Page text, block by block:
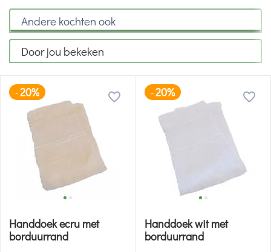
Andere kochten ook
Door jou bekeken
-20%
Handdoek ecru met
borduurrand
-20%
Handdoek wit met
borduurrand